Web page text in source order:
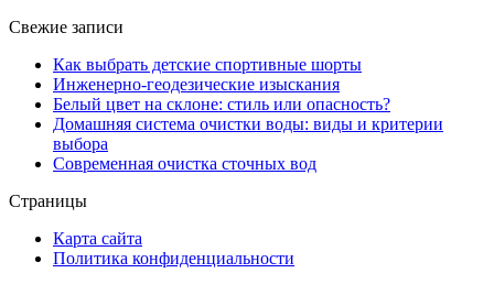
Свежие записи
Как выбрать детские спортивные шорты
Инженерно-геодезические изыскания
Белый цвет на склоне: стиль или опасность?
Домашняя система очистки воды: виды и критерии
выбора
Современная очистка сточных вод
Страницы
Карта сайта
Политика конфиденциальности